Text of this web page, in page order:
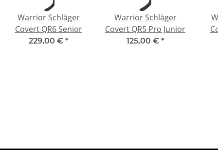
Warrior Schläger
Covert QR6 Senior
229,00 € *
Warrior Schläger
Covert QR5 Pro Junior
125,00 € *